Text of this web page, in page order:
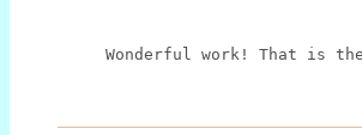
Wonderful work! That is